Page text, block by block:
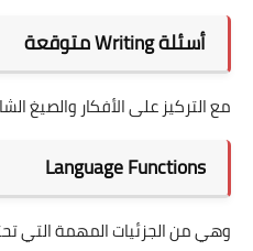
أسئلة Writing متوقعة
مع التركيز على الأفكار والصيغ
Language Functions
وهي من الجزئيات المهمة التي